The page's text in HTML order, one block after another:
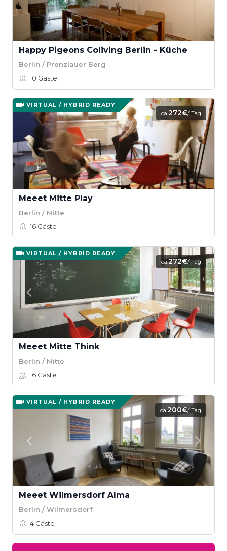
Happy Pigeons Coliving Berlin - Küche
Berlin / Prenzlauer Berg
10 Gäste
VIRTUAL / HYBRID READY
ca.272€/ Tag
Meeet Mitte Play
Berlin / Mitte
16 Gäste
VIRTUAL / HYBRID READY
ca.272€/ Tag
Meeet Mitte Think
Berlin / Mitte
16 Gäste
VIRTUAL / HYBRID READY
ca.200€/ Tag
Meeet Wilmersdorf Alma
Berlin / Wilmersdorf
4 Gäste